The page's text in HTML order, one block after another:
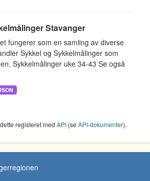
Stavanger
fungerer som en samling av diverse
Sykkel og Sykkelmålinger som
Sykkelmålinger uke 34-43 Se også
registeret med API (seAPI-dokumenter).